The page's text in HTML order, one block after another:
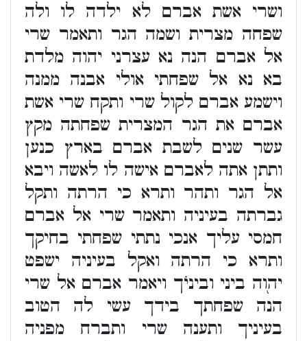
ושרי אשת אברם לא ילדה לו ולה
שפחה מצרית ושמה הגר ותאמר שרי
אל אברם הנה נא עצרני יהוה מלדת
בא נא אל שפחתי אולי אבנה ממנה
וישמע אברם לקול שרי ותקח שרי אשת
אברם את הגר המצרית שפחתה מקץ
עשר שנים לשבת אברם בארץ כנען
ותתן אתה לאברם אישה לו לאשה ויבא
אל הגר ותהר ותרא כי הרתה ותקל
גברתה בעיניה ותאמר שרי אל אברם
חמסי עליך אנכי נתתי שפחתי בחיקך
ותרא כי הרתה ואקל בעיניה ישפט
יהו֭ה ביני וביניׄך ויאמר אברם אל שרי
הנה שפחתך בידך עשי לה הטוב
בעיניך ותענה שרי ותברח מפניה